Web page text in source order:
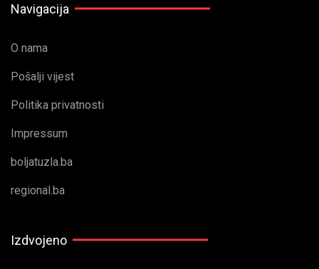
Navigacija
O nama
Pošalji vijest
Politika privatnosti
Impressum
boljatuzla.ba
regional.ba
Izdvojeno